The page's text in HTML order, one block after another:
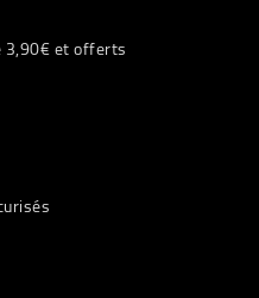
3,90€ et offerts